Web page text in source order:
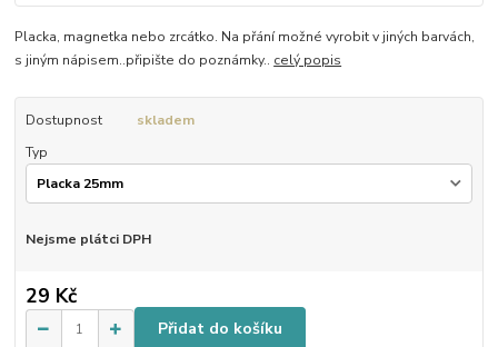
Placka, magnetka nebo zrcátko. Na přání možné vyrobit v jiných barvách,
s jiným nápisem..připište do poznámky.. celý popis
Dostupnost
skladem
Typ
Nejsme plátci DPH
29 Kč
Přidat do košíku